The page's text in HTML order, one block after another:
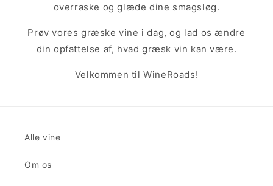
overraske og glæde dine smagsløg.
Prøv vores græske vine i dag, og lad os ændre
din opfattelse af, hvad græsk vin kan være.
Velkommen til WineRoads!
Alle vine
Om os